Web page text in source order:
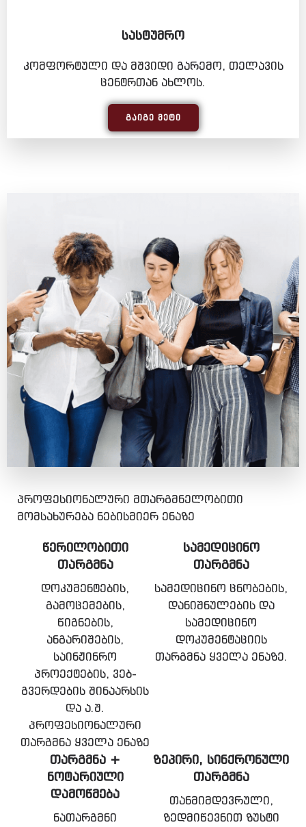
ᲡᲐᲡᲢᲣᲛᲠᲝ
კომფორტული და მშვიდი გარემო, თელავის
ცენტრთან ახლოს.
ᲒᲐᲘᲒᲔ ᲛᲔᲢᲘ
პროფესიონალური მთარგმნელობითი
მომსახურება ნებისმიერ ენაზე
ᲬᲔᲠᲘᲚᲝᲑᲘᲗᲘ
ᲗᲐᲠᲒᲛᲜᲐ
დოკუმენტების,
გამოცემების,
წიგნების,
ანგარიშების,
საინჟინრო
პროექტების, ვებ-
გვერდების შინაარსის
და ა.შ.
პროფესიონალური
თარგმნა ყველა ენაზე
ᲡᲐᲛᲔᲓᲘᲪᲘᲜᲝ
ᲗᲐᲠᲒᲛᲜᲐ
სამედიცინო ცნობების,
დანიშნულების და
სამედიცინო
დოკუმენტაციის
თარგმნა ყველა ენაზე.
ᲗᲐᲠᲒᲛᲜᲐ +
ᲜᲝᲢᲐᲠᲘᲣᲚᲘ
ᲓᲐᲛᲝᲬᲛᲔᲑᲐ
ნათარგმნი
ᲖᲔᲞᲘᲠᲘ, ᲡᲘᲜᲥᲠᲝᲜᲣᲚᲘ
ᲗᲐᲠᲒᲛᲜᲐ
თანმიმდევრული,
ზედმიწევნით ზუსტი